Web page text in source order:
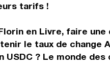
tarifs !
en Livre, faire
le taux de change
? Le monde